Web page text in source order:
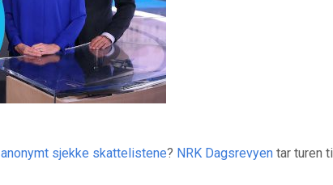
anonymt sjekke skattelistene? NRK Dagsrevyen tar turen til